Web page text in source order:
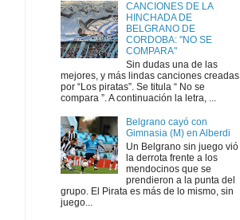
CANCIONES DE LA
HINCHADA DE
BELGRANO DE
CORDOBA: "NO SE
COMPARA"
Sin dudas una de las
mejores, y más lindas canciones creadas
por “Los piratas”. Se titula “ No se
compara ”. A continuación la letra, ...
Belgrano cayó con
Gimnasia (M) en Alberdi
Un Belgrano sin juego vió
la derrota frente a los
mendocinos que se
prendieron a la punta del
grupo. El Pirata es más de lo mismo, sin
juego...